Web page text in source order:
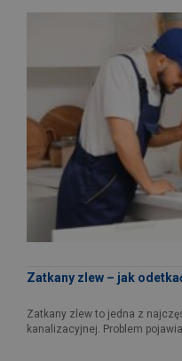
Zatkany zlew – jak
Zatkany zlew to jedna z
kanalizacyjnej. Problem